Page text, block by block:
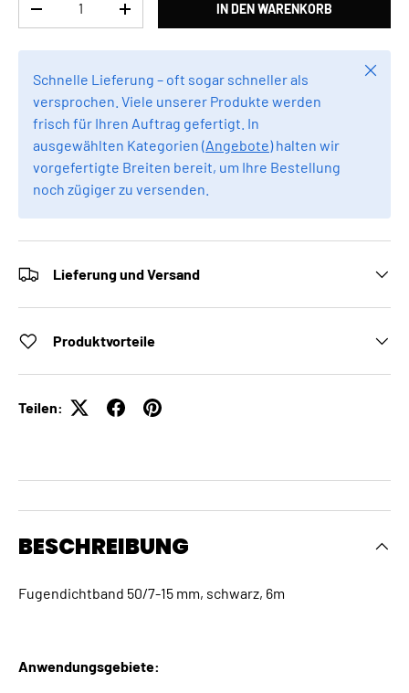
MENGE VERRINGERNMENGE ERHÖHENIN DEN WARENKORB
Schnelle Lieferung – oft sogar schneller als
versprochen. Viele unserer Produkte werden
frisch für Ihren Auftrag gefertigt. In
ausgewählten Kategorien (Angebote) halten wir
vorgefertigte Breiten bereit, um Ihre Bestellung
noch zügiger zu versenden.
Lieferung und Versand
Produktvorteile
Teilen:
BESCHREIBUNG
Fugendichtband 50/7-15 mm, schwarz, 6m
Anwendungsgebiete: